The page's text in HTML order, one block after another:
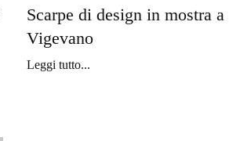
Scarpe di design in mostra a
Vigevano
Leggi tutto...